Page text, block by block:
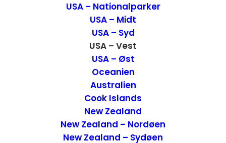
USA – Nationalparker
USA – Midt
USA – Syd
USA – Vest
USA – Øst
Oceanien
Australien
Cook Islands
New Zealand
New Zealand – Nordøen
New Zealand – Sydøen
Da vi ankom, stod folk i kø og ventede ude
på gaden. Det er som regel et tegn på, at
det er et rigtig godt spisested. Vi ventede
heldigvis kun 10 minutter, før vi fik tildelt et